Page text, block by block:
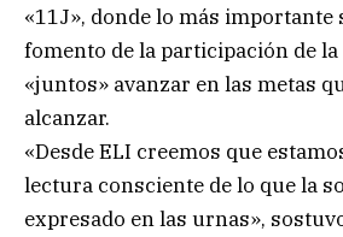
«11J», donde lo más importante
fomento de la participación de la
«juntos» avanzar en las metas
alcanzar.
«Desde ELI creemos que
lectura consciente de lo que la
expresado en las urnas»,